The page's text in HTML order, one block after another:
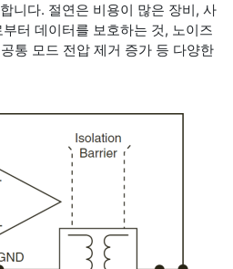
니다. 절연은 비용이 많은 장비, 사
터 데이터를 보호하는 것, 노이즈
통 모드 전압 제거 증가 등 다양한